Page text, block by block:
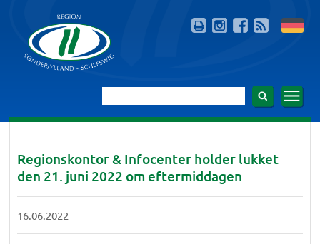
Regionskontor & Infocenter holder lukket
den 21. juni 2022 om eftermiddagen
16.06.2022